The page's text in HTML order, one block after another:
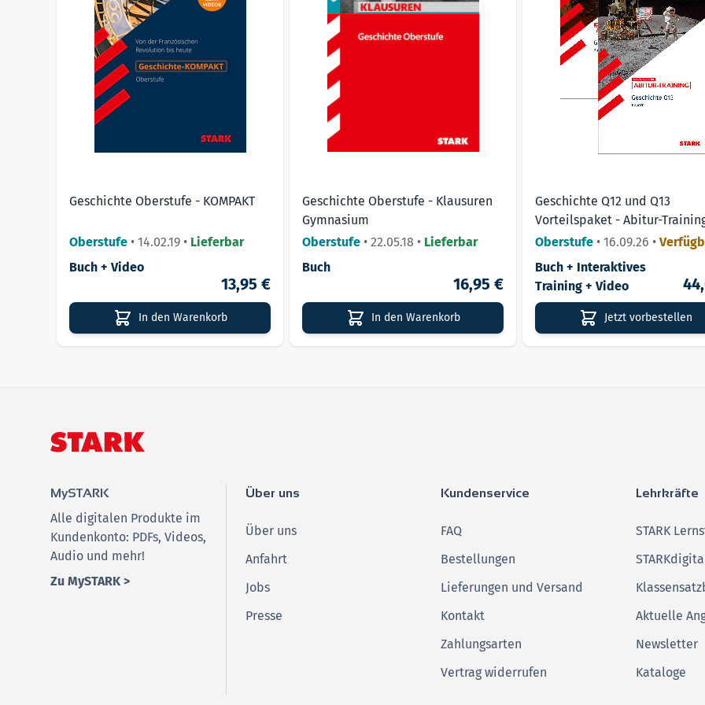
Geschichte Oberstufe - KOMPAKT
Oberstufe • 14.02.19 • Lieferbar
Buch + Video
13,95 €
In den Warenkorb
Geschichte Oberstufe - Klausuren
Gymnasium
Oberstufe • 22.05.18 • Lieferbar
Buch
16,95 €
In den Warenkorb
Geschichte Q12 und Q13
Vorteilspaket - Abitur-
Bayern
Oberstufe • 16.09.26 •
18.09.26
Buch + Interaktives
Training + Video
Jetzt vorbestellen
MySTARK
Alle digitalen Produkte im
Kundenkonto: PDFs, Videos,
Audio und mehr!
Zu MySTARK >
Über uns
Über uns
Anfahrt
Jobs
Presse
Kundenservice
FAQ
Bestellungen
Lieferungen und Versand
Kontakt
Zahlungsarten
Vertrag widerrufen
Lehrkräfte
STARK
Aktuelle
Newsletter
Kataloge